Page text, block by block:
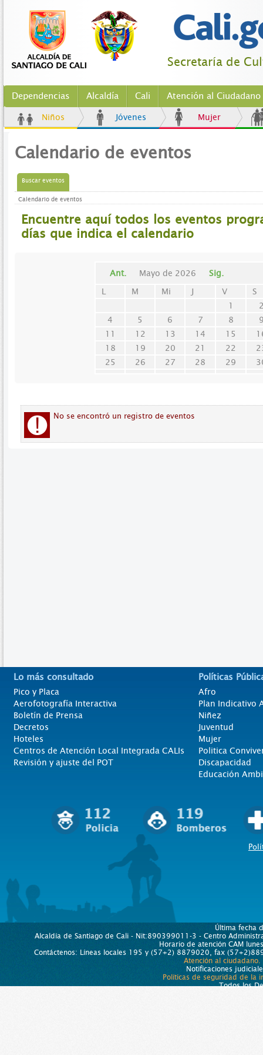
Secretaría de
Dependencias Alcaldía Cali Atención al Ciudadano
Niños Jóvenes Mujer
Calendario de eventos
Buscar eventos
Calendario de eventos
Encuentre aquí todos los eventos
días que indica el calendario
Ant. Mayo de 2026
Sig.
L
M Mi J V
S
1
4
5 6 7 8
11
12 13 14 15
18
19 20 21 22
25
26 27 28 29
No se encontró un registro de eventos
Lo más consultado
Pico y Placa
Aerofotografía Interactiva
Boletín de Prensa
Decretos
Hoteles
Centros de Atención Local Integrada CALIs
Revisión y ajuste del POT
Políticas
Afro
Plan Indicativo
Niñez
Juventud
Mujer
Politica
Discapacidad
Educación
Última fecha
Alcaldía de Santiago de Cali - Nit:890399011-3 - Centro
Horario de atención CAM
Contáctenos: Líneas locales 195 y (57+2) 8879020, fax
Atención al ciudadano.
Notificaciones
Políticas de seguridad de la
Todos los